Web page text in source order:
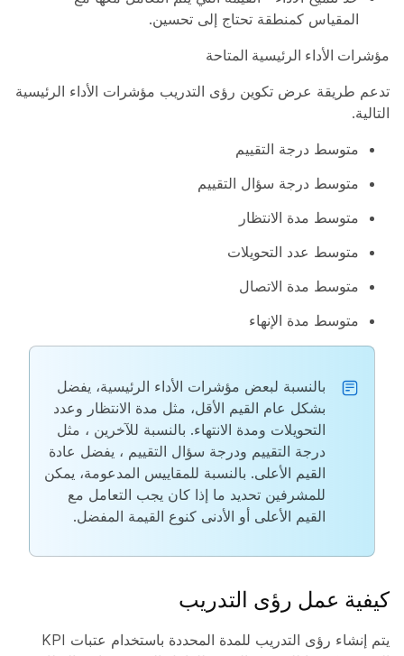
المقياس كمنطقة تحتاج إلى تحسين.
مؤشرات الأداء الرئيسية المتاحة
تدعم طريقة عرض تكوين رؤى التدريب مؤشرات الأداء الرئيسية
التالية.
متوسط درجة التقييم
متوسط درجة سؤال التقييم
متوسط مدة الانتظار
متوسط عدد التحويلات
متوسط مدة الاتصال
متوسط مدة الإنهاء
بالنسبة لبعض مؤشرات الأداء الرئيسية، يفضل
بشكل عام القيم الأقل، مثل مدة الانتظار وعدد
التحويلات ومدة الانتهاء. بالنسبة للآخرين ، مثل
درجة التقييم ودرجة سؤال التقييم ، يفضل عادة
القيم الأعلى. بالنسبة للمقاييس المدعومة، يمكن
للمشرفين تحديد ما إذا كان يجب التعامل مع
القيم الأعلى أو الأدنى كنوع القيمة المفضل.
كيفية عمل رؤى التدريب
يتم إنشاء رؤى التدريب للمدة المحددة باستخدام عتبات KPI